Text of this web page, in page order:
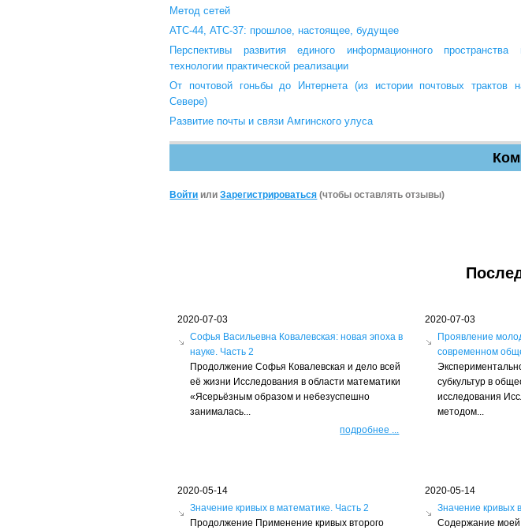
Метод сетей
АТС-44, АТС-37: прошлое, настоящее, будущее
Перспективы развития единого информационного пространства
технологии практической реализации
От почтовой гоньбы до Интернета (из истории почтовых трактов
Севере)
Развитие почты и связи Амгинского улуса
Войти илиЗарегистрироваться (чтобы оставлять отзывы)
2020-07-03
Софья Васильевна Ковалевская: новая эпоха в
науке. Часть 2
Продолжение Софья Ковалевская и дело всей
её жизни Исследования в области математики
«Ясерьёзным образом и небезуспешно
занималась...
подробнее ...
2020-07-03
Проявление
современном
субкультур в
исследования
методом...
2020-05-14
Значение кривых в математике. Часть 2
Продолжение Применение кривых второго
2020-05-14
Значение кривых
Содержание моей